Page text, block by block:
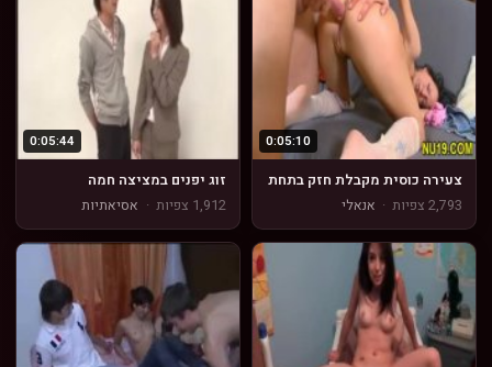
0:05:10
צעירה כוסית מקבלת חזק בתחת
2,793 צפיות
· אנאלי
0:05:44
זוג יפנים במציצה חמה
1,912 צפיות
· אסיאתיות